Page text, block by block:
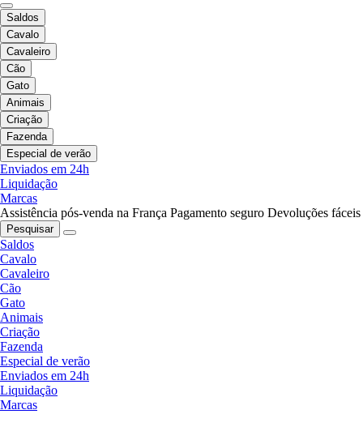
Saldos
Cavalo
Cavaleiro
Cão
Gato
Animais
Criação
Fazenda
Especial de verão
Enviados em 24h
Liquidação
Marcas
Assistência pós-venda na França Pagamento seguro Devoluções fáceis
Pesquisar
Saldos
Cavalo
Cavaleiro
Cão
Gato
Animais
Criação
Fazenda
Especial de verão
Enviados em 24h
Liquidação
Marcas